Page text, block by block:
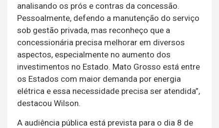
analisando os prós e contras da concessão.
Pessoalmente, defendo a manutenção do serviço
sob gestão privada, mas reconheço que a
concessionária precisa melhorar em diversos
aspectos, especialmente no aumento dos
investimentos no Estado. Mato Grosso está entre
os Estados com maior demanda por energia
elétrica e essa necessidade precisa ser atendida”,
destacou Wilson.
A audiência pública está prevista para o dia 8 de